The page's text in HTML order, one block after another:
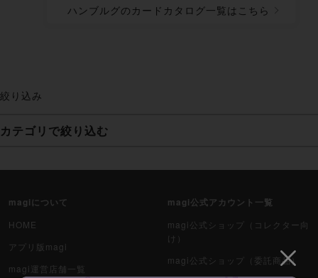
ハンブルグのカードカタログ一覧はこちら
絞り込み
カテゴリで絞り込む
ポケモンカードゲーム
遊戯王
magiについて
HOME
アプリ版magi
magi運営店舗一覧
magi公式アカウント一覧
magi公式ショップ（コレクター向
け）
magi公式ショップ（委託商品）